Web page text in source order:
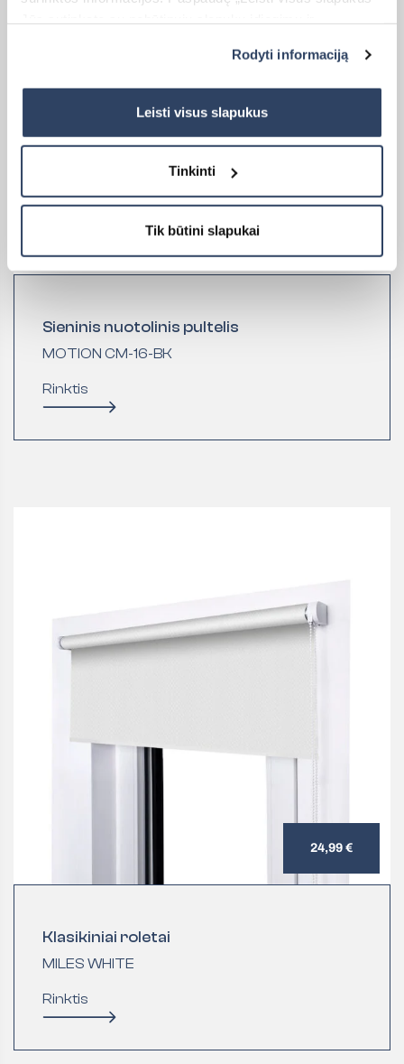
paspauskite mygtuką „Rodyti informaciją“ šioje juostoje.
Daugiau informacijos rasite UAB „Dextera“ Slapukų
Rodyti informaciją
Leisti visus slapukus
Tinkinti
Tik būtini slapukai
Sieninis nuotolinis pultelis
MOTION CM-16-BK
Rinktis
24,99 €
Klasikiniai roletai
MILES WHITE
Rinktis